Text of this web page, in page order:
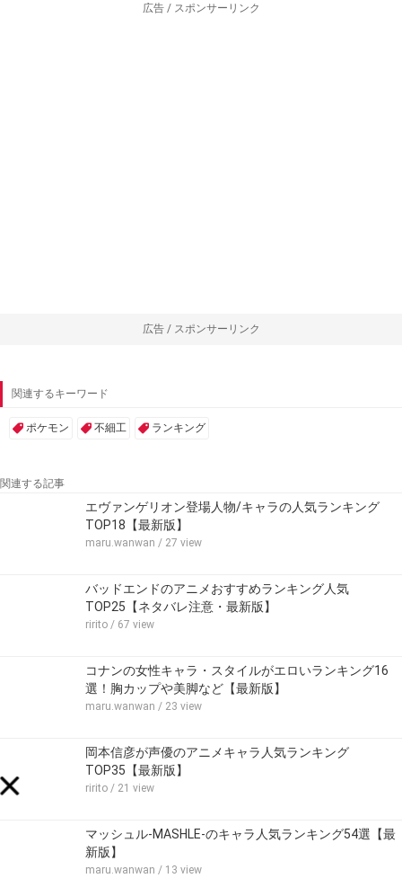
広告 / スポンサーリンク
広告 / スポンサーリンク
関連するキーワード
ポケモン 不細工 ランキング
関連する記事
エヴァンゲリオン登場人物/キャラの人気ランキング
TOP18【最新版】
maru.wanwan / 27 view
バッドエンドのアニメおすすめランキング人気
TOP25【ネタバレ注意・最新版】
ririto / 67 view
コナンの女性キャラ・スタイルがエロいランキング16
選！胸カップや美脚など【最新版】
maru.wanwan / 23 view
岡本信彦が声優のアニメキャラ人気ランキング
TOP35【最新版】
ririto / 21 view
マッシュル-MASHLE-のキャラ人気ランキング54選【最
新版】
maru.wanwan / 13 view